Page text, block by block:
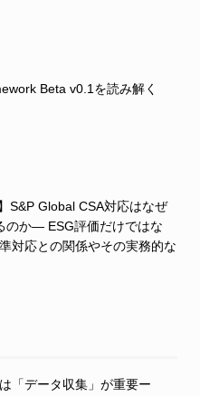
Beta v0.1を読み解く
S&P Global CSA対応はなぜ
のか― ESG評価だけではな
対応との関係やその実務的な
「データ収集」が重要ー